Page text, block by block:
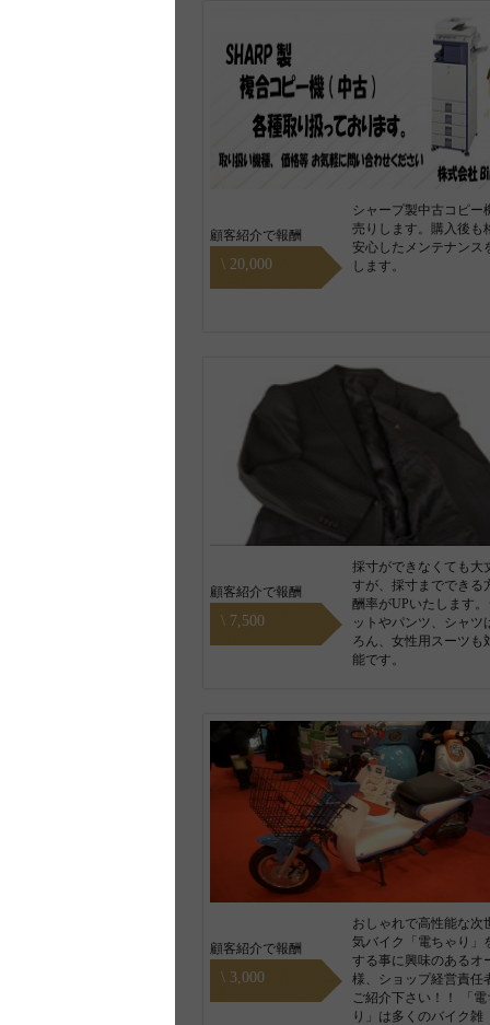
シャープ製中古コピー
売りします。購入後も
安心したメンテナンス
します。
\ 20,000
顧客紹介で報酬
採寸ができなくても大
すが、採寸までできる
酬率がUPいたします
ットやパンツ、シャツ
ろん、女性用スーツも
能です。
\ 7,500
顧客紹介で報酬
おしゃれで高性能な次
気バイク「電ちゃり」
する事に興味のあるオ
様、ショップ経営責任
ご紹介下さい！！ 「電
り」は多くのバイク雑
\ 3,000
顧客紹介で報酬